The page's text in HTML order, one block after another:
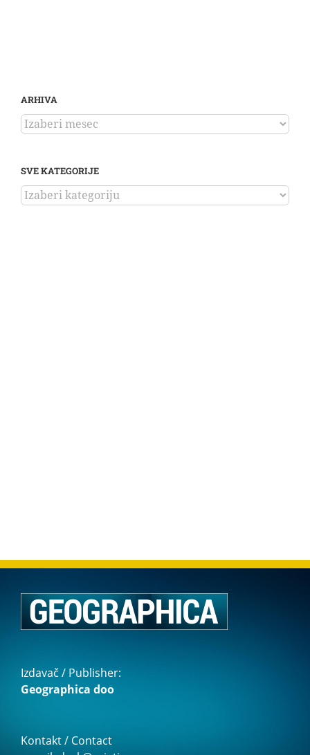
ARHIVA
ARHIVA
SVE KATEGORIJE
SVE
KATEGORIJE
Izdavač / Publisher:
Geographica doo
Kontakt / Contact